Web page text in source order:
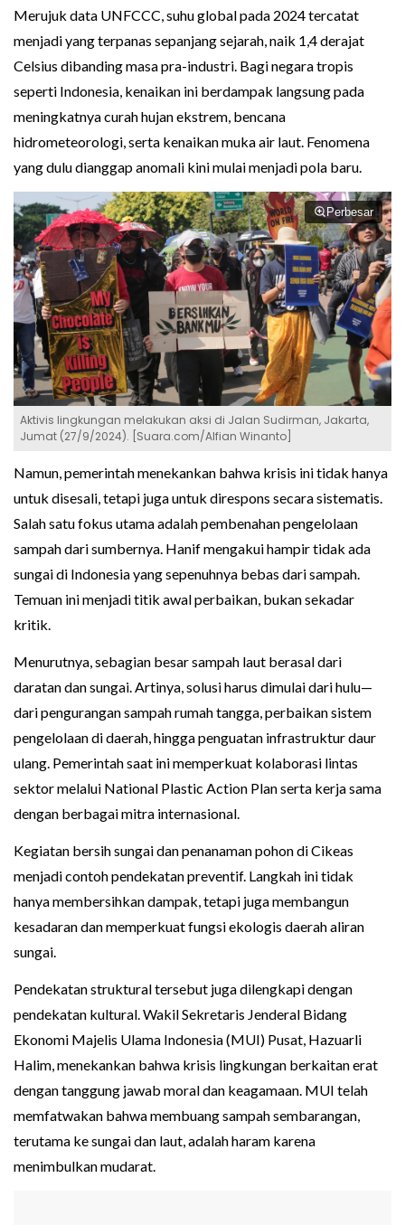
Merujuk data UNFCCC, suhu global pada 2024 tercatat
menjadi yang terpanas sepanjang sejarah, naik 1,4 derajat
Celsius dibanding masa pra-industri. Bagi negara tropis
seperti Indonesia, kenaikan ini berdampak langsung pada
meningkatnya curah hujan ekstrem, bencana
hidrometeorologi, serta kenaikan muka air laut. Fenomena
yang dulu dianggap anomali kini mulai menjadi pola baru.
Perbesar
Aktivis lingkungan melakukan aksi di Jalan Sudirman, Jakarta,
Jumat (27/9/2024). [Suara.com/Alfian Winanto]
Namun, pemerintah menekankan bahwa krisis ini tidak hanya
untuk disesali, tetapi juga untuk direspons secara sistematis.
Salah satu fokus utama adalah pembenahan pengelolaan
sampah dari sumbernya. Hanif mengakui hampir tidak ada
sungai di Indonesia yang sepenuhnya bebas dari sampah.
Temuan ini menjadi titik awal perbaikan, bukan sekadar
kritik.
Menurutnya, sebagian besar sampah laut berasal dari
daratan dan sungai. Artinya, solusi harus dimulai dari hulu—
dari pengurangan sampah rumah tangga, perbaikan sistem
pengelolaan di daerah, hingga penguatan infrastruktur daur
ulang. Pemerintah saat ini memperkuat kolaborasi lintas
sektor melalui National Plastic Action Plan serta kerja sama
dengan berbagai mitra internasional.
Kegiatan bersih sungai dan penanaman pohon di Cikeas
menjadi contoh pendekatan preventif. Langkah ini tidak
hanya membersihkan dampak, tetapi juga membangun
kesadaran dan memperkuat fungsi ekologis daerah aliran
sungai.
Pendekatan struktural tersebut juga dilengkapi dengan
pendekatan kultural. Wakil Sekretaris Jenderal Bidang
Ekonomi Majelis Ulama Indonesia (MUI) Pusat, Hazuarli
Halim, menekankan bahwa krisis lingkungan berkaitan erat
dengan tanggung jawab moral dan keagamaan. MUI telah
memfatwakan bahwa membuang sampah sembarangan,
terutama ke sungai dan laut, adalah haram karena
menimbulkan mudarat.